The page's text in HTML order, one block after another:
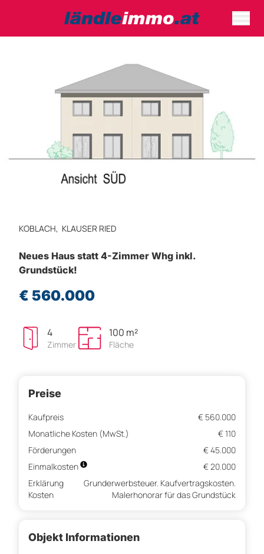
KOBLACH, KLAUSER RIED
Neues Haus statt 4-Zimmer Whg inkl.
Grundstück!
€ 560.000
4
Zimmer
100 m²
Fläche
Preise
Kaufpreis
€ 560.000
Monatliche Kosten (MwSt.)
€ 110
Förderungen
€ 45.000
Einmalkosten
€ 20.000
Erklärung
Kosten
Grunderwerbsteuer. Kaufvertragskosten.
Malerhonorar für das Grundstück
Objekt Informationen